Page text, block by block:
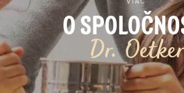
VIAC
O
Dr. Oetker